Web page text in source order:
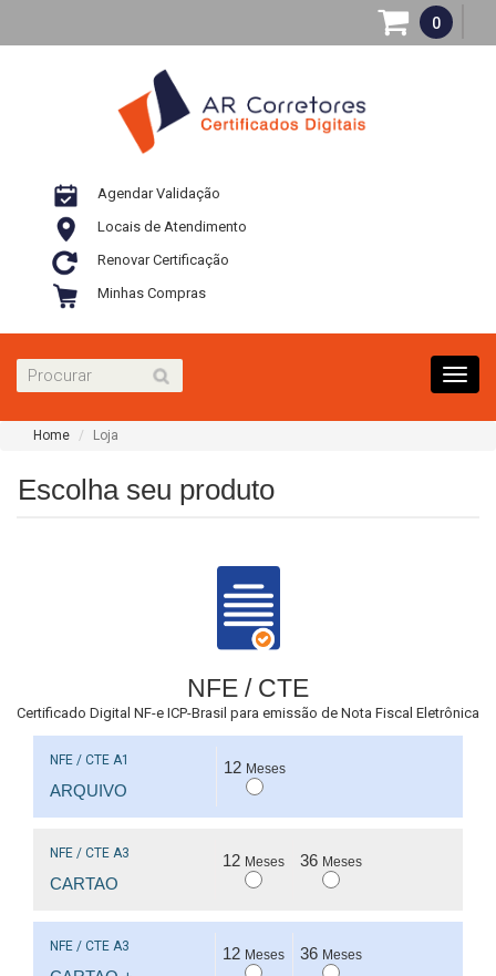
0
Agendar Validação
Locais de Atendimento
Renovar Certificação
Minhas Compras
Home Loja
Escolha seu produto
NFE / CTE
Certificado Digital NF-e ICP-Brasil para emissão de Nota Fiscal Eletrônica
NFE / CTE A1
ARQUIVO
12 Meses
NFE / CTE A3
CARTAO
12 Meses 36 Meses
NFE / CTE A3 12 Meses 36 Meses